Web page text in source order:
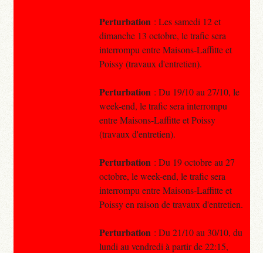
Perturbation : Les samedi 12 et
dimanche 13 octobre, le trafic sera
interrompu entre Maisons-Laffitte et
Poissy (travaux d'entretien).
Perturbation : Du 19/10 au 27/10, le
week-end, le trafic sera interrompu
entre Maisons-Laffitte et Poissy
(travaux d'entretien).
Perturbation : Du 19 octobre au 27
octobre, le week-end, le trafic sera
interrompu entre Maisons-Laffitte et
Poissy en raison de travaux d'entretien.
Perturbation : Du 21/10 au 30/10, du
lundi au vendredi à partir de 22:15,